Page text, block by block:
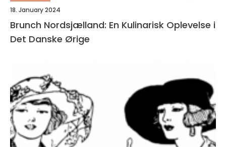
18. January 2024
Brunch Nordsjælland: En Kulinarisk Oplevelse i
Det Danske Ørige